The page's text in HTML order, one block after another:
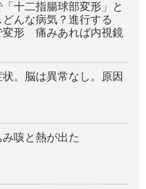
十二指腸球部変形」と
んな病気？進行する
変形 痛みあれば内視鏡
。脳は異常なし。原因
咳と熱が出た